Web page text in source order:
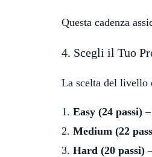
Questa cadenza
4. Scegli il Tuo
La scelta del livello
Easy (24 passi)
Medium (22
Hard (20 passi)